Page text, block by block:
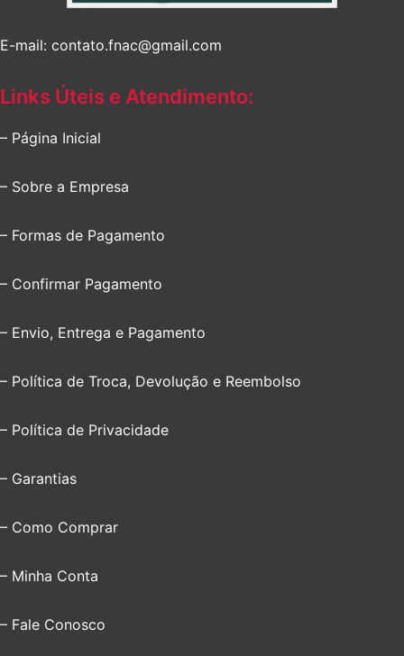
E-mail: contato.fnac@gmail.com
Links Úteis e Atendimento:
– Página Inicial
– Sobre a Empresa
– Formas de Pagamento
– Confirmar Pagamento
– Envio, Entrega e Pagamento
– Política de Troca, Devolução e Reembolso
– Política de Privacidade
– Garantias
– Como Comprar
– Minha Conta
– Fale Conosco